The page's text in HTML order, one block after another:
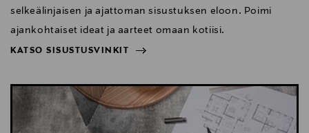
selkeälinjaisen ja ajattoman sisustuksen eloon. Poimi
ajankohtaiset ideat ja aarteet omaan kotiisi.
KATSO SISUSTUSVINKIT
KATSO SISUSTUSVINKIT